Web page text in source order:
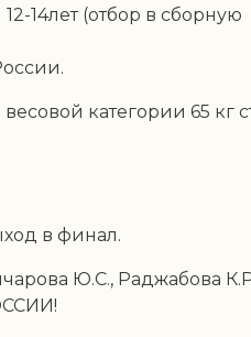
14лет (отбор в сборную
категории 65 кг
в финал.
Ю.С., Раджабова